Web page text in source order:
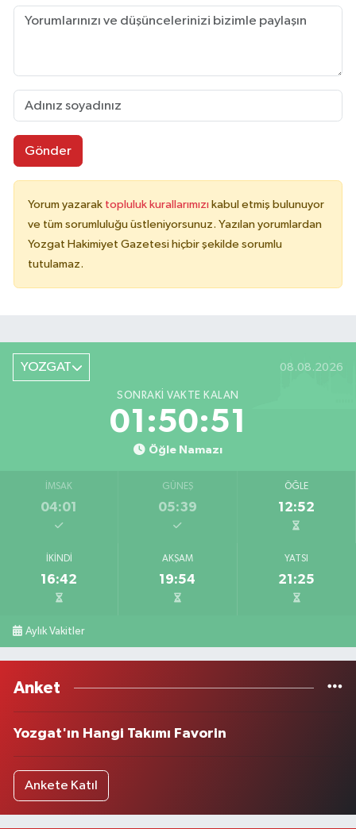
Gönder
Yorum yazarak topluluk kurallarımızı kabul etmiş bulunuyor
ve tüm sorumluluğu üstleniyorsunuz. Yazılan yorumlardan
Yozgat Hakimiyet Gazetesi hiçbir şekilde sorumlu
tutulamaz.
YOZGAT 08.08.2026
SONRAKI VAKTE KALAN
01:50:51
Öğle Namazı
İMSAK
04:01
GÜNEŞ
05:39
ÖĞLE
12:52
İKINDI
16:42
AKŞAM
19:54
YATSI
21:25
Aylık Vakitler
Anket
Yozgat'ın Hangi Takımı Favorin
Ankete Katıl